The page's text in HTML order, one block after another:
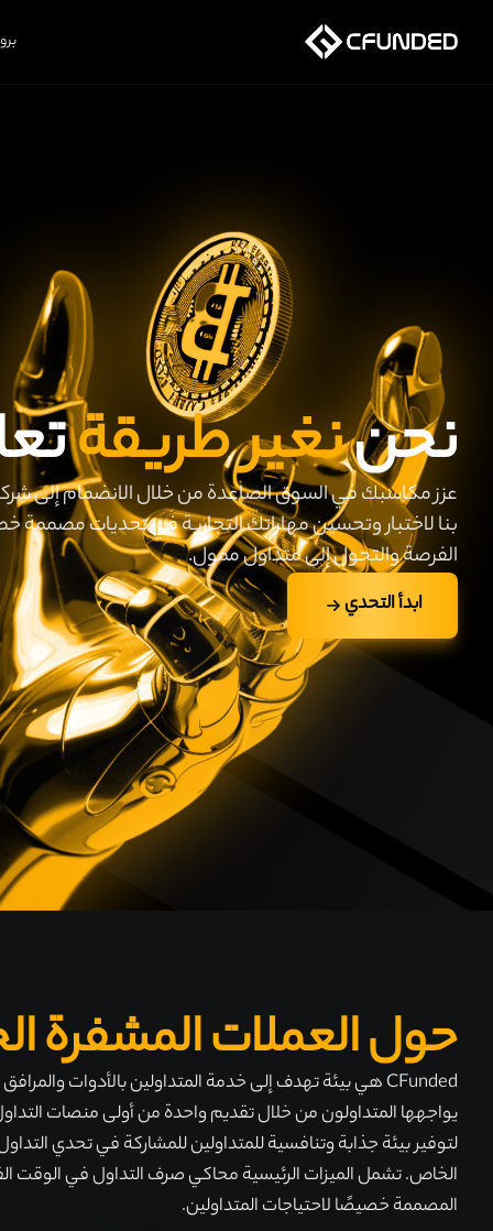
نحننغير طريقة
عزز مكاسبك في السوق الصاعدة من خلال الانضمام إلى
بنا لاختبار وتحسين مهاراتك التجارية في تحديات مصممة
الفرصة والتحول إلى متداول ممول.
ابدأ التحدي
حول العملات المشفرة
لتوفير بيئة جذابة وتنافسية للمتداولين للمشاركة في تحدي
الخاص. تشمل الميزات الرئيسية محاكي صرف التداول في الوقت
المصممة خصيصًا لاحتياجات المتداولين.